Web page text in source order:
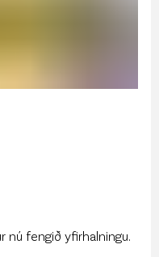
nú fengið yfirhalningu.